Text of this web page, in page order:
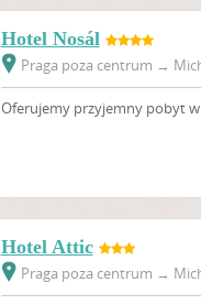
Hotel Nosál
Praga poza centrum →
Oferujemy przyjemny pobyt
Hotel Attic
Praga poza centrum →